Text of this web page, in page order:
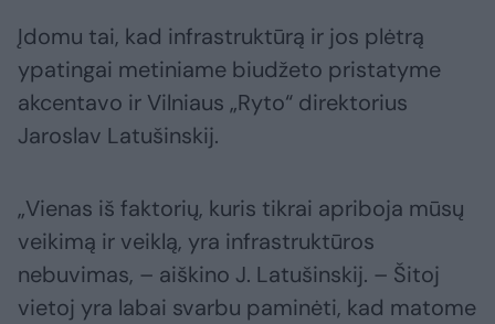
Įdomu tai, kad infrastruktūrą ir jos plėtrą
ypatingai metiniame biudžeto pristatyme
akcentavo ir Vilniaus „Ryto“ direktorius
Jaroslav Latušinskij.
„Vienas iš faktorių, kuris tikrai apriboja mūsų
veikimą ir veiklą, yra infrastruktūros
nebuvimas, – aiškino J. Latušinskij. – Šitoj
vietoj yra labai svarbu paminėti, kad matome